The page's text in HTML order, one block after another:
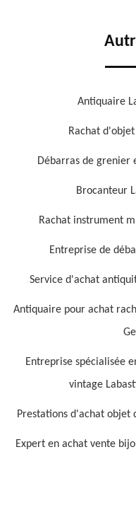
Antiquaire
Rachat
Débarras de grenier
Brocanteur
Rachat instrument
Entreprise de
Service d'achat
Antiquaire pour achat
Entreprise spécialisée
vintage
Prestations d'achat objet
Expert en achat vente